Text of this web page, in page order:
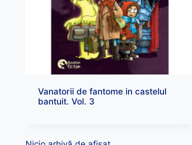
Vanatorii de fantome in castelul
bantuit. Vol. 3